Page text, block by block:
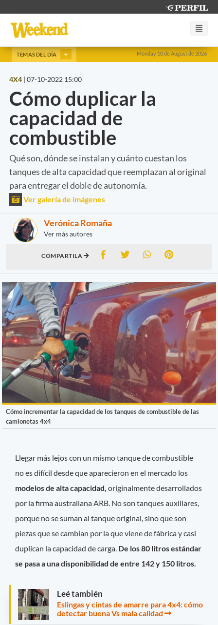
Monday 10 de August de 2026
TEMAS DEL DÍA
4X4 | 07-10-2022 15:00
Cómo duplicar la
capacidad de
combustible
Qué son, dónde se instalan y cuánto cuestan los
tanques de alta capacidad que reemplazan al original
para entregar el doble de autonomía.
Ver galería de imágenes
Verónica Romaña
Ver más autores
COMPARTILA
Cómo incrementar la capacidad de los tanques de combustible de las
camionetas 4x4
Llegar más lejos con un mismo tanque de combustible
no es difícil desde que aparecieron en el mercado los
modelos de alta capacidad, originalmente desarrollados
por la firma australiana ARB. No son tanques auxiliares,
porque no se suman al tanque original, sino que son
piezas que se cambian por la que viene de fábrica y casi
duplican la capacidad de carga. De los 80 litros estándar
se pasa a una disponibilidad de entre 142 y 150 litros.
Leé también
Eslingas y cintas de amarre para 4x4: cómo
detectar buena Vs mala calidad